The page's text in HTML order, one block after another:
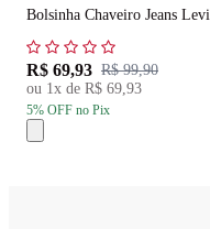
Bolsinha Chaveiro Jeans
R$ 69,93 R$ 99,90
ou 1x de R$ 69,93
5% OFF no Pix